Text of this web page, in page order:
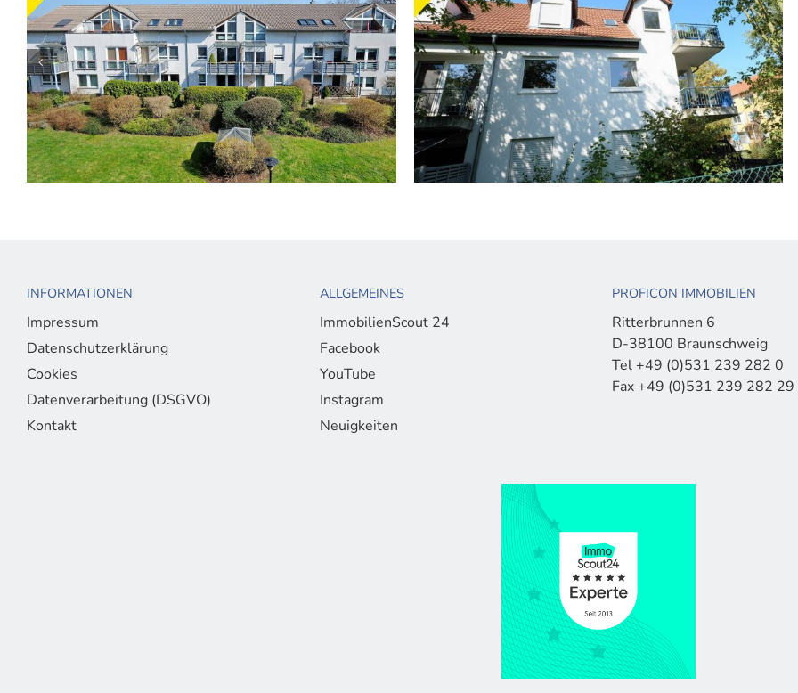
4-Zimmer-Wohnung mit Wannenbad, Gäste-
WC, Sonnenbalkon und Kfz-Stellplatz
2 Neubau-Penthousewohnungen
INFORMATIONEN
Impressum
Datenschutzerklärung
Cookies
Datenverarbeitung (DSGVO)
Kontakt
ALLGEMEINES
ImmobilienScout 24
Facebook
YouTube
Instagram
Neuigkeiten
PROFICON IMMOBILIEN
Ritterbrunnen 6
D-38100 Braunschweig
Tel +49 (0)531 239 282 0
Fax +49 (0)531 239 282 29